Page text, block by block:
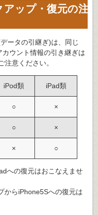
ップ・復元の注
ータの引継ぎ)は、同じ
ウント情報の引き継ぎは
注意ください。
iPod類 iPad類
○ ×
○ ×
× ○
への復元はおこなえませ
からiPhone5Sへの復元は